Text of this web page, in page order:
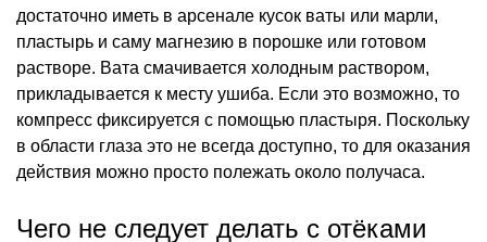
достаточно иметь в арсенале кусок ваты или марли,
пластырь и саму магнезию в порошке или готовом
растворе. Вата смачивается холодным раствором,
прикладывается к месту ушиба. Если это возможно, то
компресс фиксируется с помощью пластыря. Поскольку
в области глаза это не всегда доступно, то для оказания
действия можно просто полежать около получаса.
Чего не следует делать с отёками